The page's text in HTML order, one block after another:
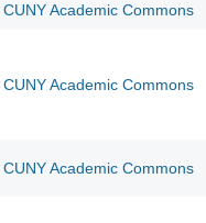
CUNY Academic Commons
CUNY Academic Commons
CUNY Academic Commons